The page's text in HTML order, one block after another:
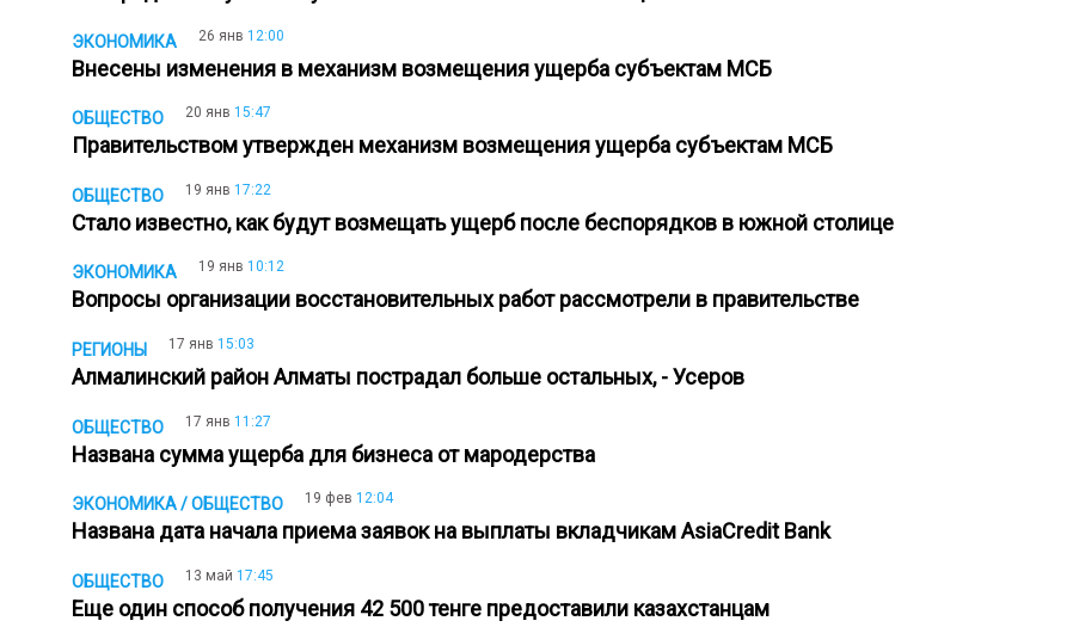
ЭКОНОМИКА 26 янв 12:00
Внесены изменения в механизм возмещения ущерба субъектам МСБ
ОБЩЕСТВО 20 янв 15:47
Правительством утвержден механизм возмещения ущерба субъектам МСБ
ОБЩЕСТВО 19 янв 17:22
Стало известно, как будут возмещать ущерб после беспорядков в южной столице
ЭКОНОМИКА 19 янв 10:12
Вопросы организации восстановительных работ рассмотрели в правительстве
РЕГИОНЫ 17 янв 15:03
Алмалинский район Алматы пострадал больше остальных, - Усеров
ОБЩЕСТВО 17 янв 11:27
Названа сумма ущерба для бизнеса от мародерства
ЭКОНОМИКА / ОБЩЕСТВО 19 фев 12:04
Названа дата начала приема заявок на выплаты вкладчикам AsiaCredit Bank
ОБЩЕСТВО 13 май 17:45
Еще один способ получения 42 500 тенге предоставили казахстанцам